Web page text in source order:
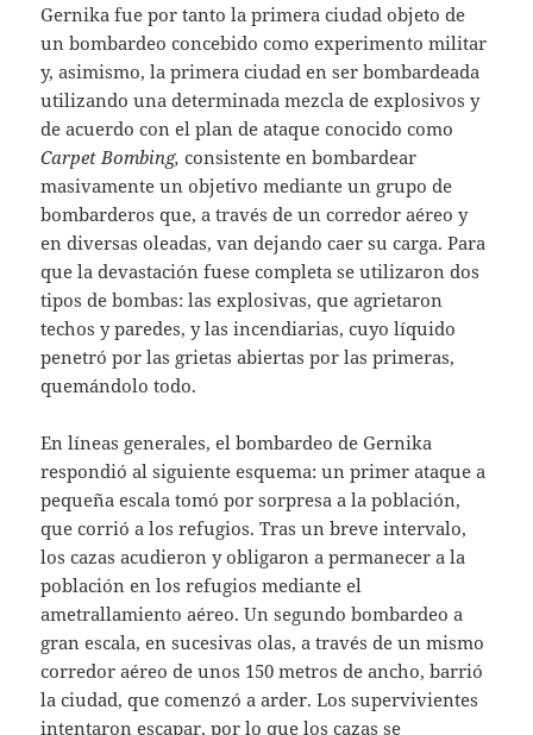
Gernika fue por tanto la primera ciudad objeto de
un bombardeo concebido como experimento militar
y, asimismo, la primera ciudad en ser bombardeada
utilizando una determinada mezcla de explosivos y
de acuerdo con el plan de ataque conocido como
Carpet Bombing, consistente en bombardear
masivamente un objetivo mediante un grupo de
bombarderos que, a través de un corredor aéreo y
en diversas oleadas, van dejando caer su carga. Para
que la devastación fuese completa se utilizaron dos
tipos de bombas: las explosivas, que agrietaron
techos y paredes, y las incendiarias, cuyo líquido
penetró por las grietas abiertas por las primeras,
quemándolo todo.
En líneas generales, el bombardeo de Gernika
respondió al siguiente esquema: un primer ataque a
pequeña escala tomó por sorpresa a la población,
que corrió a los refugios. Tras un breve intervalo,
los cazas acudieron y obligaron a permanecer a la
población en los refugios mediante el
ametrallamiento aéreo. Un segundo bombardeo a
gran escala, en sucesivas olas, a través de un mismo
corredor aéreo de unos 150 metros de ancho, barrió
la ciudad, que comenzó a arder. Los supervivientes
intentaron escapar, por lo que los cazas se